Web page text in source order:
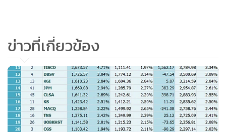
• กองทุนรวม
• Celeb Online
• Factcheck
• ญี่ปุ่น
• News1
• Gotomanager
ข่าวที่เกี่ยวข้อง